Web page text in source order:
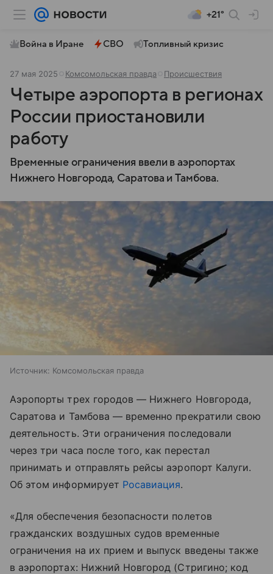
+21°
Война в Иране СВО Топливный кризис
27 мая 2025 Комсомольская правда Происшествия
Четыре аэропорта в регионах
России приостановили
работу
Временные ограничения ввели в аэропортах
Нижнего Новгорода, Саратова и Тамбова.
Источник: Комсомольская правда
Аэропорты трех городов — Нижнего Новгорода,
Саратова и Тамбова — временно прекратили свою
деятельность. Эти ограничения последовали
через три часа после того, как перестал
принимать и отправлять рейсы аэропорт Калуги.
Об этом информирует Росавиация.
«Для обеспечения безопасности полетов
гражданских воздушных судов временные
ограничения на их прием и выпуск введены также
в аэропортах: Нижний Новгород (Стригино; код